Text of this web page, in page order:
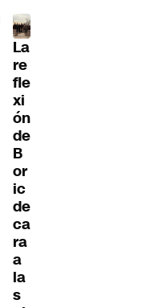
La
re
fle
xi
ón
de
B
or
ic
de
ca
ra
a
la
s